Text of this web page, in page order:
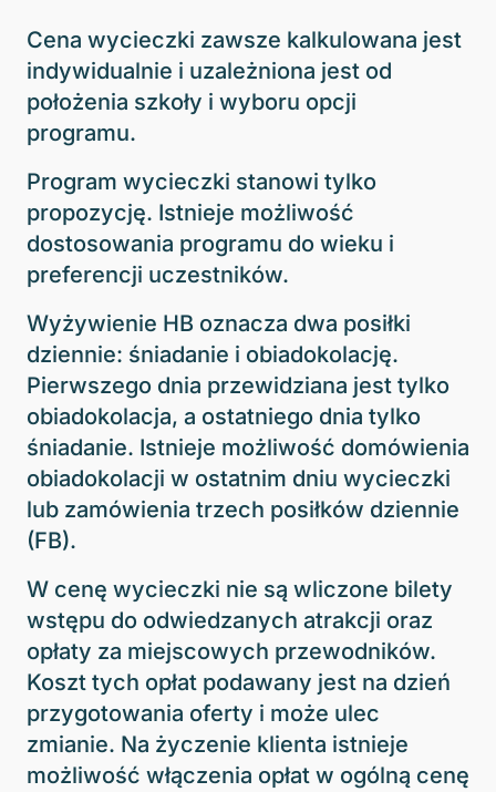
Cena wycieczki zawsze kalkulowana jest
indywidualnie i uzależniona jest od
położenia szkoły i wyboru opcji
programu.
Program wycieczki stanowi tylko
propozycję. Istnieje możliwość
dostosowania programu do wieku i
preferencji uczestników.
Wyżywienie HB oznacza dwa posiłki
dziennie: śniadanie i obiadokolację.
Pierwszego dnia przewidziana jest tylko
obiadokolacja, a ostatniego dnia tylko
śniadanie. Istnieje możliwość domówienia
obiadokolacji w ostatnim dniu wycieczki
lub zamówienia trzech posiłków dziennie
(FB).
W cenę wycieczki nie są wliczone bilety
wstępu do odwiedzanych atrakcji oraz
opłaty za miejscowych przewodników.
Koszt tych opłat podawany jest na dzień
przygotowania oferty i może ulec
zmianie. Na życzenie klienta istnieje
możliwość włączenia opłat w ogólną cenę